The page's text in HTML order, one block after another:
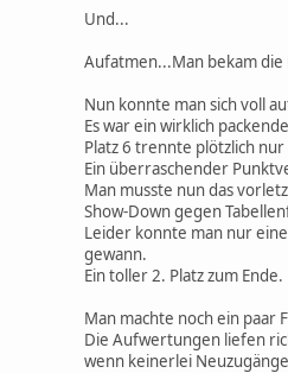
Und...
Aufatmen...Man bekam
Nun konnte man sich voll
Es war ein wirklich
Platz 6 trennte plötzlich nur
Ein überraschender
Man musste nun das
Show-Down gegen
Leider konnte man nur
gewann.
Ein toller 2. Platz zum Ende.
Man machte noch ein paar
Die Aufwertungen liefen
wenn keinerlei